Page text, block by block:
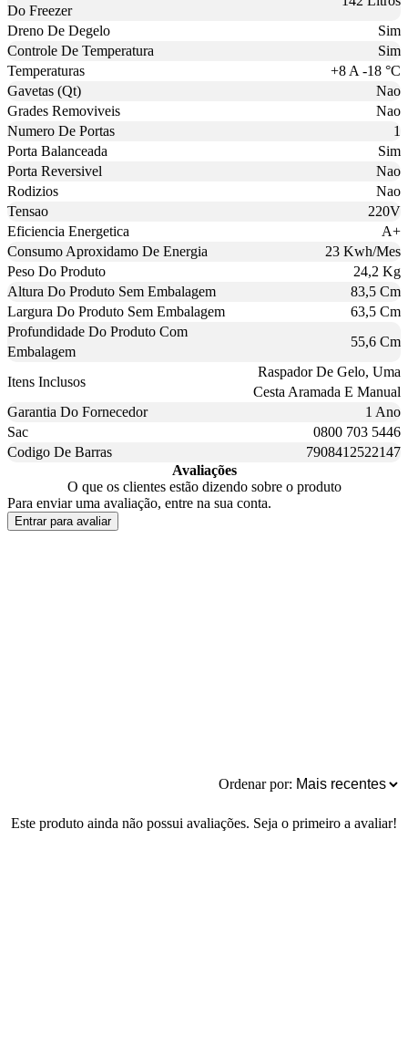
Do Freezer
Dreno De Degelo
Sim
Controle De Temperatura
Sim
Temperaturas
+8 A -18 °C
Gavetas (Qt)
Nao
Grades Removiveis
Nao
Numero De Portas
1
Porta Balanceada
Sim
Porta Reversivel
Nao
Rodizios
Nao
Tensao
220V
Eficiencia Energetica
A+
Consumo Aproxidamo De Energia
23 Kwh/Mes
Peso Do Produto
24,2 Kg
Altura Do Produto Sem Embalagem
83,5 Cm
Largura Do Produto Sem Embalagem
63,5 Cm
Profundidade Do Produto Com
Embalagem
55,6 Cm
Itens Inclusos
Raspador De Gelo, Uma
Cesta Aramada E Manual
Garantia Do Fornecedor
1 Ano
Sac
0800 703 5446
Codigo De Barras
7908412522147
Avaliações
O que os clientes estão dizendo sobre o produto
Para enviar uma avaliação, entre na sua conta.
Entrar para avaliar
Ordenar por:
Este produto ainda não possui avaliações. Seja o primeiro a avaliar!